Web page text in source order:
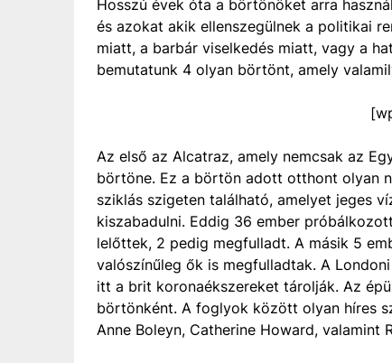
Hosszú évek óta a börtönöket arra
és azokat akik ellenszegülnek a politikai
miatt, a barbár viselkedés miatt, vagy a
bemutatunk 4 olyan börtönt, amely
Az első az Alcatraz, amely nemcsak az
börtöne. Ez a börtön adott otthont olyan
sziklás szigeten található, amelyet jeges
kiszabadulni. Eddig 36 ember
lelőttek, 2 pedig megfulladt. A másik 5
valószínűleg ők is megfulladtak. A
itt a brit koronaékszereket tárolják. Az
börtönként. A foglyok között olyan híres
Anne Boleyn, Catherine Howard, valamint